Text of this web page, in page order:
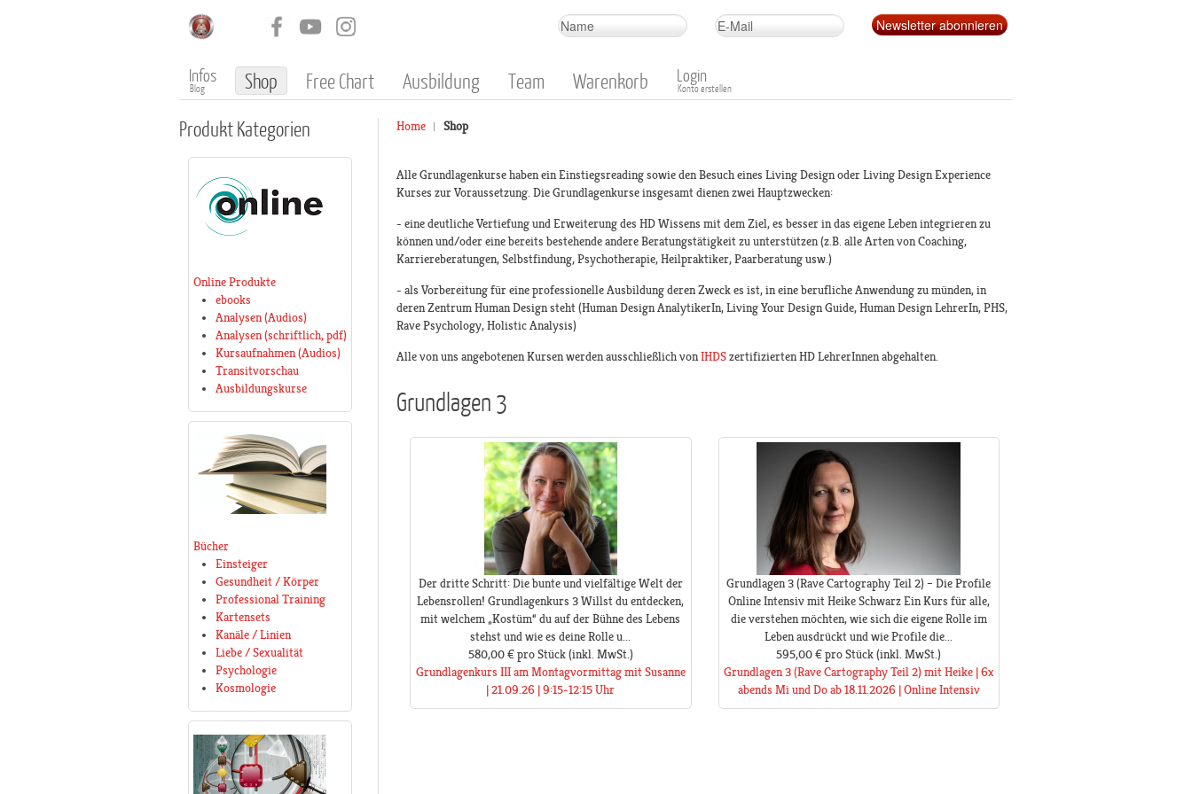
Infos
Blog Shop Free Chart Ausbildung Team Warenkorb Login
Konto erstellen
Home Shop
Alle Grundlagenkurse haben ein Einstiegsreading sowie den Besuch eines Living Design oder Living Design Experience
Kurses zur Voraussetzung. Die Grundlagenkurse insgesamt dienen zwei Hauptzwecken:
- eine deutliche Vertiefung und Erweiterung des HD Wissens mit dem Ziel, es besser in das eigene Leben integrieren zu
können und/oder eine bereits bestehende andere Beratungstätigkeit zu unterstützen (z.B. alle Arten von Coaching,
Karriereberatungen, Selbstfindung, Psychotherapie, Heilpraktiker, Paarberatung usw.)
- als Vorbereitung für eine professionelle Ausbildung deren Zweck es ist, in eine berufliche Anwendung zu münden, in
deren Zentrum Human Design steht (Human Design AnalytikerIn, Living Your Design Guide, Human Design LehrerIn, PHS,
Rave Psychology, Holistic Analysis)
Alle von uns angebotenen Kursen werden ausschließlich vonIHDSzertifizierten HD LehrerInnen abgehalten.
Grundlagen 3
Der dritte Schritt: Die bunte und vielfältige Welt der
Lebensrollen! Grundlagenkurs 3 Willst du entdecken,
mit welchem „Kostüm“ du auf der Bühne des Lebens
stehst und wie es deine Rolle u...
580,00 €pro Stück(inkl. MwSt.)
Grundlagenkurs III am Montagvormittag mit Susanne
| 21.09.26 | 9:15-12:15 Uhr
Grundlagen 3 (Rave Cartography Teil 2) – Die Profile
Online Intensiv mit Heike Schwarz Ein Kurs für alle,
die verstehen möchten, wie sich die eigene Rolle im
Leben ausdrückt und wie Profile die...
595,00 €pro Stück(inkl. MwSt.)
Grundlagen 3 (Rave Cartography Teil 2) mit Heike | 6x
abends Mi und Do ab 18.11.2026 | Online Intensiv
ProduktKategorien
Online Produkte
ebooks
Analysen (Audios)
Analysen (schriftlich, pdf)
Kursaufnahmen (Audios)
Transitvorschau
Ausbildungskurse
Bücher
Einsteiger
Gesundheit / Körper
Professional Training
Kartensets
Kanäle / Linien
Liebe / Sexualität
Psychologie
Kosmologie